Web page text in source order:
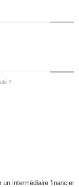
?
intermédiaire financier